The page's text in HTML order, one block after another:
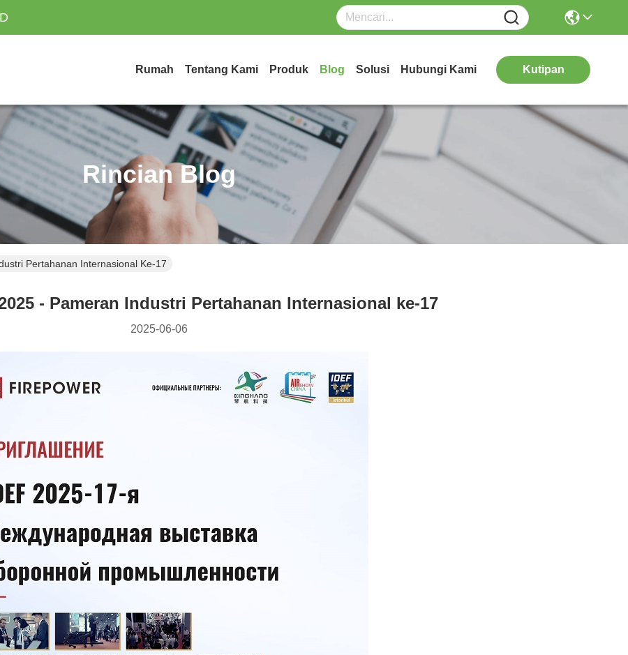
Rumah Tentang Kami Produk Blog Solusi Hubungi Kami Kutipan
Rincian Blog
Pertahanan Internasional Ke-17
- Pameran Industri Pertahanan Internasional ke-17
2025-06-06